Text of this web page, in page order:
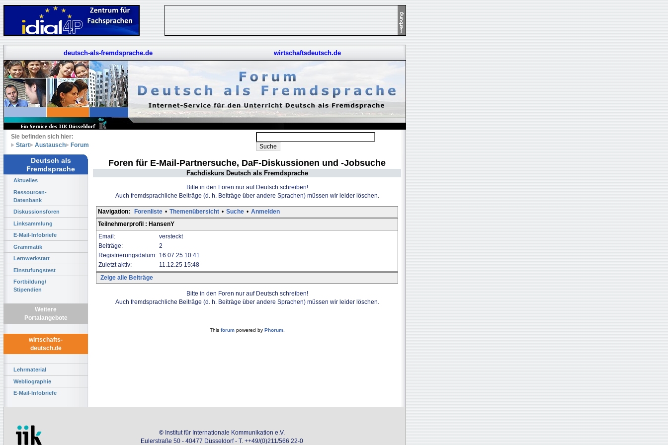
deutsch-als-fremdsprache.de wirtschaftsdeutsch.de
Sie befinden sich hier:
Start
Austausch Forum
Deutsch als
Fremdsprache
Aktuelles
Ressourcen-
Datenbank
Diskussionsforen
Linksammlung
E-Mail-Infobriefe
Grammatik
Lernwerkstatt
Einstufungstest
Fortbildung/
Stipendien
Weitere
Portalangebote
wirtschafts-
deutsch.de
Lehrmaterial
Webliographie
E-Mail-Infobriefe
Foren für E-Mail-Partnersuche, DaF-Diskussionen und -Jobsuche
Fachdiskurs Deutsch als Fremdsprache
Bitte in den Foren nur auf Deutsch schreiben!
Auch fremdsprachliche Beiträge (d. h. Beiträge über andere Sprachen) müssen wir leider löschen.
Navigation: Forenliste • Themenübersicht • Suche • Anmelden
Teilnehmerprofil : HansenY
Email:
versteckt
Beiträge:
2
Registrierungsdatum: 16.07.25 10:41
Zuletzt aktiv:
11.12.25 15:48
Zeige alle Beiträge
Bitte in den Foren nur auf Deutsch schreiben!
Auch fremdsprachliche Beiträge (d. h. Beiträge über andere Sprachen) müssen wir leider löschen.
This forumpowered by Phorum.
© Institut für Internationale Kommunikation e.V.
Eulerstraße 50 - 40477 Düsseldorf - T. ++49/(0)211/566 22-0